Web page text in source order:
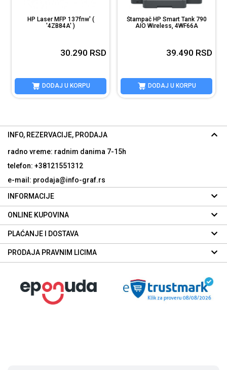
HP Laser MFP 137fnw' (
'4ZB84A' )
30.290 RSD
DODAJ U KORPU
Štampač HP Smart Tank 790
AIO Wireless, 4WF66A
39.490 RSD
DODAJ U KORPU
INFO, REZERVACIJE, PRODAJA
radno vreme: radnim danima 7-15h
telefon: +38121551312
e-mail: prodaja@info-graf.rs
INFORMACIJE
ONLINE KUPOVINA
PLAĆANJE I DOSTAVA
PRODAJA PRAVNIM LICIMA